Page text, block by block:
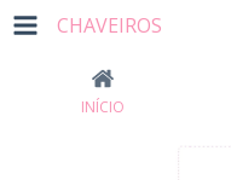
CHAVEIROS
INÍCIO